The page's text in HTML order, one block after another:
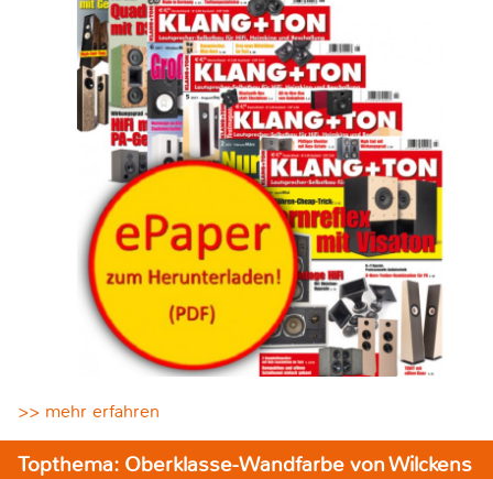
>> mehr erfahren
Topthema: Oberklasse-Wandfarbe von Wilckens